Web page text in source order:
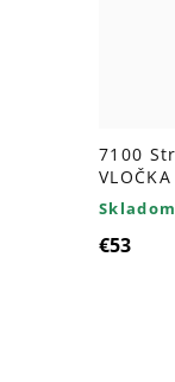
7100
VLOČKA
Skladom
€53